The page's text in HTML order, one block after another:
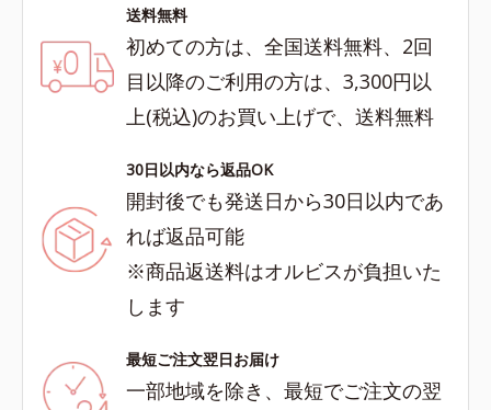
送料無料
初めての方は、全国送料無料、2回
目以降のご利用の方は、3,300円以
上(税込)のお買い上げで、送料無料
30日以内なら返品OK
開封後でも発送日から30日以内であ
れば返品可能
※商品返送料はオルビスが負担いた
します
最短ご注文翌日お届け
一部地域を除き、最短でご注文の翌